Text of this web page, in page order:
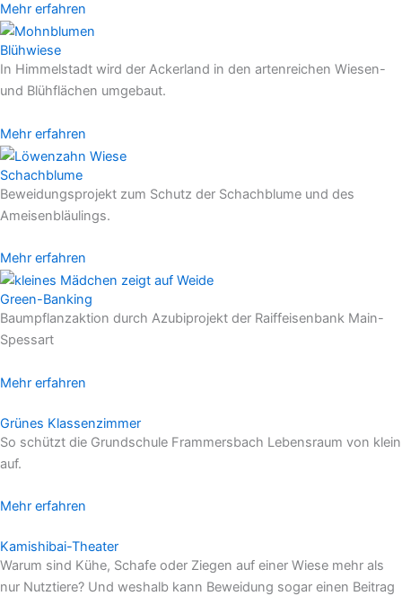
Mehr erfahren
Blühwiese
In Himmelstadt wird der Ackerland in den artenreichen Wiesen-
und Blühflächen umgebaut.
Mehr erfahren
Schachblume
Beweidungsprojekt zum Schutz der Schachblume und des
Ameisenbläulings.
Mehr erfahren
Green-Banking
Baumpflanzaktion durch Azubiprojekt der Raiffeisenbank Main-
Spessart
Mehr erfahren
Grünes Klassenzimmer
So schützt die Grundschule Frammersbach Lebensraum von klein
auf.
Mehr erfahren
Kamishibai-Theater
Warum sind Kühe, Schafe oder Ziegen auf einer Wiese mehr als
nur Nutztiere? Und weshalb kann Beweidung sogar einen Beitrag